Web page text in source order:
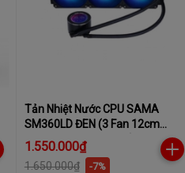
Tản Nhiệt Nước CPU SAMA
SM360LD ĐEN (3 Fan 12cm
ARGB, Màn Hình LCD )
1.550.000₫
1.650.000₫ -7%